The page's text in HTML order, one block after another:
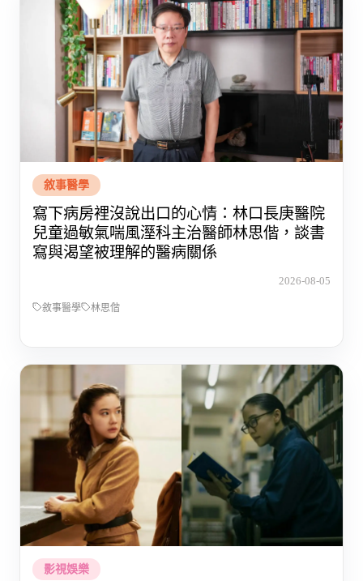
敘事醫學
寫下病房裡沒說出口的心情：林口長庚醫院
兒童過敏氣喘風溼科主治醫師林思偕，談書
寫與渴望被理解的醫病關係
2026-08-05
敘事醫學 林思偕
影視娛樂